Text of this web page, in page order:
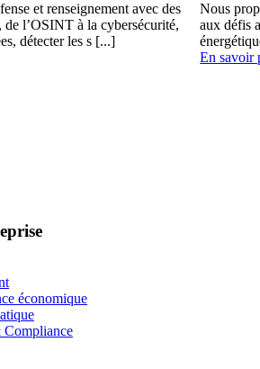
et renseignement avec des
l’OSINT à la cybersécurité,
détecter les s [...]
Nous
aux défis
En savoir
économique
Compliance